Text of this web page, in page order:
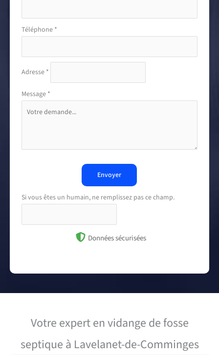
Téléphone *
Adresse *
Message *
Envoyer
Si vous êtes un humain, ne remplissez pas ce champ.
Données sécurisées
Votre expert en vidange de fosse
septique à Lavelanet-de-Comminges